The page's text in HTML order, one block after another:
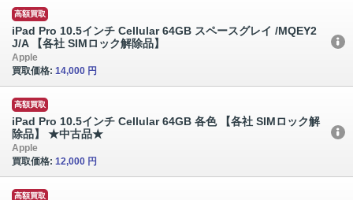
高額買取
iPad Pro 10.5インチ Cellular 64GB スペースグレイ /MQEY2
J/A 【各社 SIMロック解除品】
Apple
買取価格: 14,000 円
高額買取
iPad Pro 10.5インチ Cellular 64GB 各色 【各社 SIMロック解
除品】 ★中古品★
Apple
買取価格: 12,000 円
高額買取